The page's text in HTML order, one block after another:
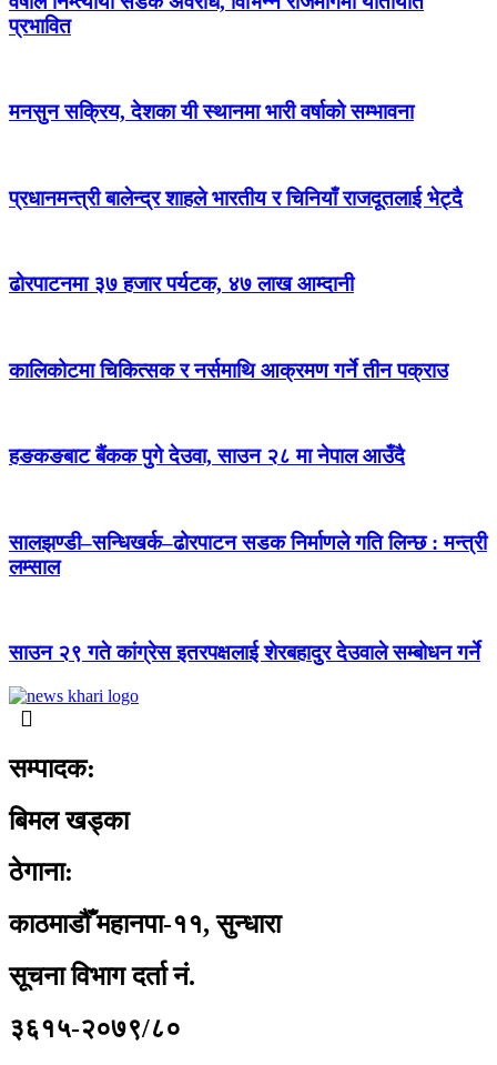
प्रभावित
मनसुन सक्रिय, देशका यी स्थानमा भारी वर्षाको सम्भावना
प्रधानमन्त्री बालेन्द्र शाहले भारतीय र चिनियाँ राजदूतलाई भेट्दै
ढोरपाटनमा ३७ हजार पर्यटक, ४७ लाख आम्दानी
कालिकोटमा चिकित्सक र नर्समाथि आक्रमण गर्ने तीन पक्राउ
हङकङबाट बैंकक पुगे देउवा, साउन २८ मा नेपाल आउँदै
सालझण्डी–सन्धिखर्क–ढोरपाटन सडक निर्माणले गति लिन्छ : मन्त्री
लम्साल
साउन २९ गते कांग्रेस इतरपक्षलाई शेरबहादुर देउवाले सम्बोधन गर्ने
सम्पादक:
बिमल खड्का
ठेगाना:
काठमाडौँ महानपा-११, सुन्धारा
सूचना विभाग दर्ता नं.
३६१५-२०७९/८०